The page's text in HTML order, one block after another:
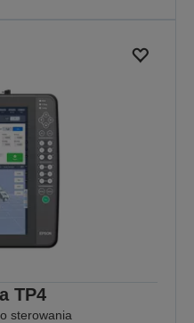
TP4
sterowania